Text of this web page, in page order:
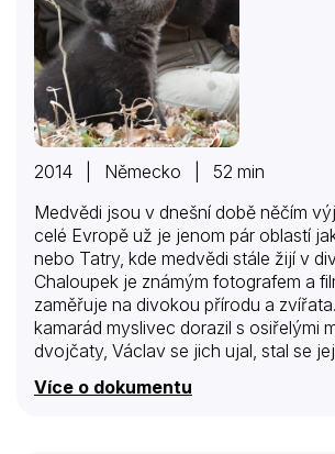
2014 | Německo | 52 min
Medvědi jsou v dnešní době něčím
celé Evropě už je jenom pár oblastí
nebo Tatry, kde medvědi stále žijí v
Chaloupek je známým fotografem a
zaměřuje na divokou přírodu a
kamarád myslivec dorazil s osiřelými
dvojčaty, Václav se jich ujal, stal se
stala zkušená medvědí máma a jeho
Více o dokumentu